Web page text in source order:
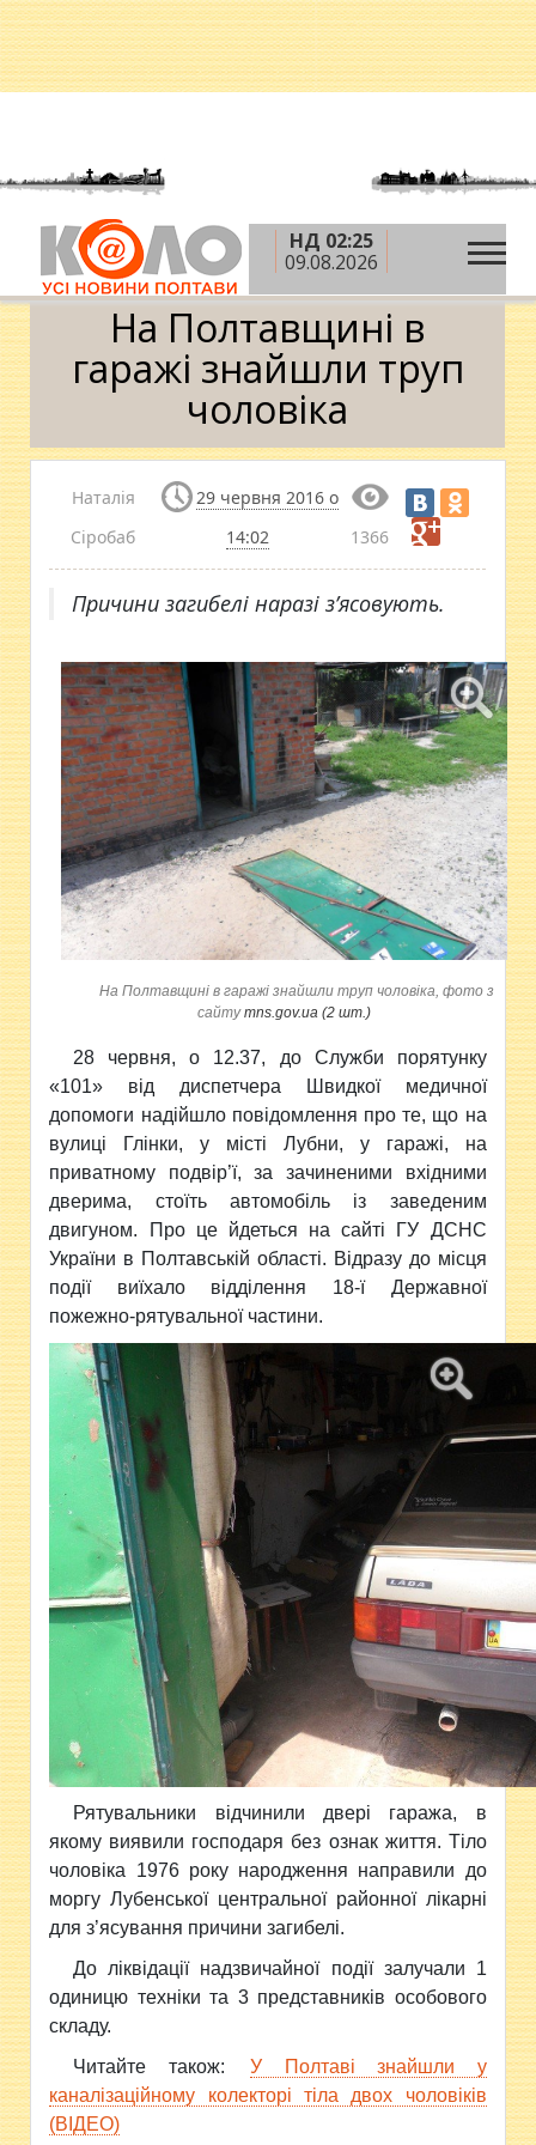
НД 02:25
09.08.2026
Головна » Новини » Надзвичайні події
На
Полтавщині в гаражі знайшли труп чоловіка
На Полтавщині в
гаражі знайшли труп
чоловіка
Наталія
Сіробаб
29 червня 2016 о
14:02
1366
Причини загибелі наразі з’ясовують.
На Полтавщині в гаражі знайшли труп чоловіка, фото з
сайтуmns.gov.ua (2 шт.)
28 червня, о 12.37, до Служби порятунку
«101» від диспетчера Швидкої медичної
допомоги надійшло повідомлення про те, що на
вулиці Глінки, у місті Лубни, у гаражі, на
приватному подвір’ї, за зачиненими вхідними
дверима, стоїть автомобіль із заведеним
двигуном. Про це йдеться на сайті ГУ ДСНС
України в Полтавській області. Відразу до місця
події виїхало відділення 18-ї Державної
пожежно-рятувальної частини.
Рятувальники відчинили двері гаража, в
якому виявили господаря без ознак життя. Тіло
чоловіка 1976 року народження направили до
моргу Лубенської центральної районної лікарні
для з’ясування причини загибелі.
До ліквідації надзвичайної події залучали 1
одиницю техніки та 3 представників особового
складу.
Читайте також:
У Полтаві знайшли у
каналізаційному колекторі тіла двох чоловіків
(ВІДЕО)